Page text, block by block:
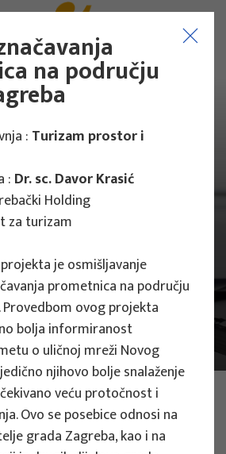
projekti
na području
: Turizam prostor i
: Dr. sc. Davor Krasić
Holding
za turizam
je osmišljavanje
prometnica na području
ovog projekta
bolja informiranost
o uličnoj mreži Novog
njihovo bolje snalaženje
veću protočnost i
Ovo se posebice odnosi na
grada Zagreba, kao i na